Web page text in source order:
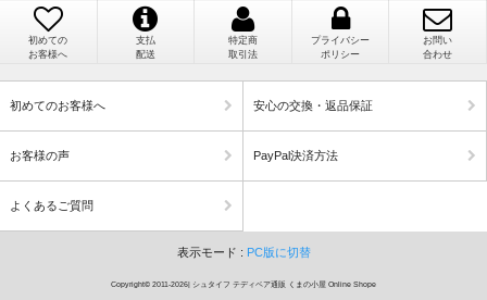
商品画像は撮影用で撮られたものですので違う商品
が届きます。
た」
兵庫県 M・F 様 （女性）
「「お客様の声」を拝読し安心してお取引きで
きると感じました」
初めての
お客様へ
支払
配送
特定商
取引法
プライバシー
ポリシー
お問い
合わせ
初めてのお客様へ 安心の交換・返品保証
お客様の声 PayPal決済方法
よくあるご質問
表示モード : PC版に切替
Copyright© 2011-2026| シュタイフ テディベア通販 くまの小屋 Online Shope